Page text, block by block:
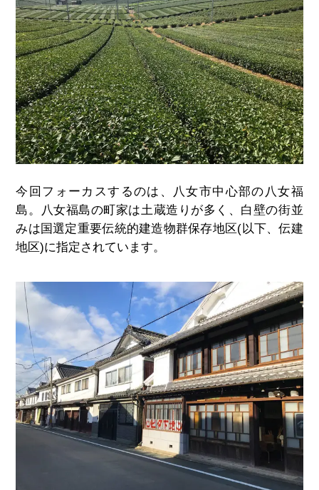
今回フォーカスするのは、八女市中心部の八女福
島。八女福島の町家は土蔵造りが多く、白壁の街並
みは国選定重要伝統的建造物群保存地区(以下、伝建
地区)に指定されています。